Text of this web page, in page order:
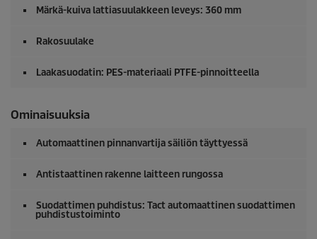
Märkä-kuiva lattiasuulakkeen leveys: 360 mm
Rakosuulake
Laakasuodatin: PES-materiaali PTFE-pinnoitteella
Ominaisuuksia
Automaattinen pinnanvartija säiliön täyttyessä
Antistaattinen rakenne laitteen rungossa
Suodattimen puhdistus: Tact automaattinen suodattimen
puhdistustoiminto